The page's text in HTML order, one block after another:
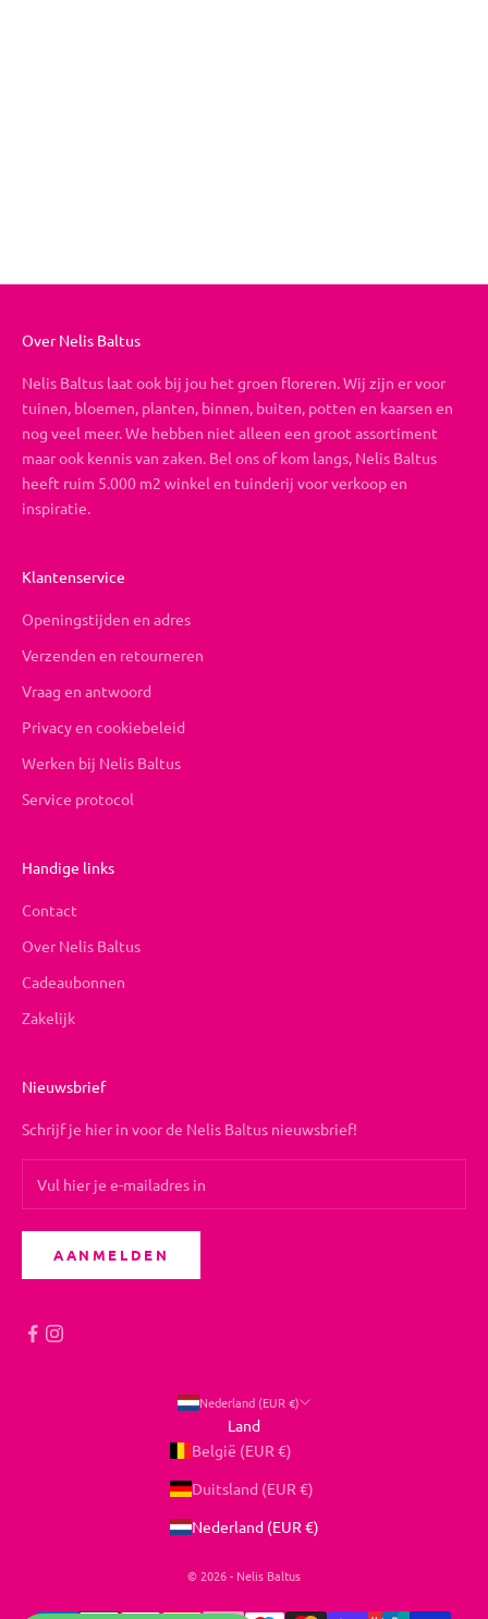
Over Nelis Baltus
Nelis Baltus laat ook bij jou het groen floreren. Wij zijn er voor
tuinen, bloemen, planten, binnen, buiten, potten en kaarsen en
nog veel meer. We hebben niet alleen een groot assortiment
maar ook kennis van zaken. Bel ons of kom langs, Nelis Baltus
heeft ruim 5.000 m2 winkel en tuinderij voor verkoop en
inspiratie.
Klantenservice
Openingstijden en adres
Verzenden en retourneren
Vraag en antwoord
Privacy en cookiebeleid
Werken bij Nelis Baltus
Service protocol
Handige links
Contact
Over Nelis Baltus
Cadeaubonnen
Zakelijk
Nieuwsbrief
Schrijf je hier in voor de Nelis Baltus nieuwsbrief!
AANMELDEN
Nederland (EUR €)
Land
België (EUR €)
Duitsland (EUR €)
Nederland (EUR €)
© 2026 - Nelis Baltus